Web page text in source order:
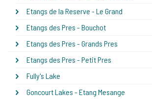
Etangs de la Reserve - Le Grand
Etangs des Pres - Bouchot
Etangs des Pres - Grands Pres
Etangs des Pres - Petit Pres
Fully's Lake
Goncourt Lakes - Etang Mesange